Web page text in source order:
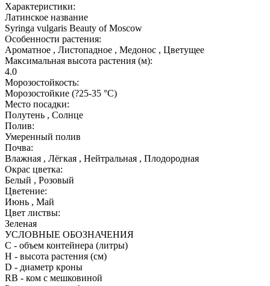
Характеристики:
Латинское название
Syringa vulgaris Beauty of Moscow
Особенности растения:
Ароматное , Листопадное , Медонос , Цветущее
Максимальная высота растения (м):
4.0
Морозостойкость:
Морозостойкие (?25-35 °С)
Место посадки:
Полутень , Солнце
Полив:
Умеренный полив
Почва:
Влажная , Лёгкая , Нейтральная , Плодородная
Окрас цветка:
Белый , Розовый
Цветение:
Июнь , Май
Цвет листвы:
Зеленая
УСЛОВНЫЕ ОБОЗНАЧЕНИЯ
С - объем контейнера (литры)
H - высота растения (см)
D - диаметр кроны
RB - ком с мешковиной